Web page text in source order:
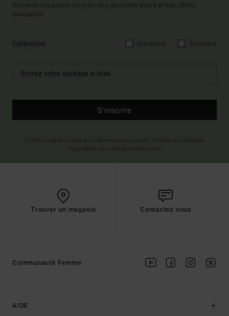
Abonnez-vous pour recevoir nos dernières actus et nos offres
exclusives.
Collection
S'inscrire
Trouver un magasin Contactez nous
AIDE
Communauté Femme